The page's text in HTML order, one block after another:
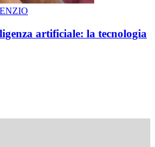
artificiale: la tecnologia